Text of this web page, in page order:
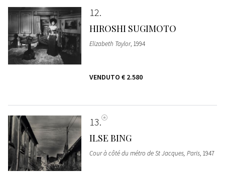
12
HIROSHI SUGIMOTO
Elizabeth Taylor, 1994
VENDUTO € 2.580
13
ILSE BING
Cour à côté du métro de St Jacques, Paris, 1947